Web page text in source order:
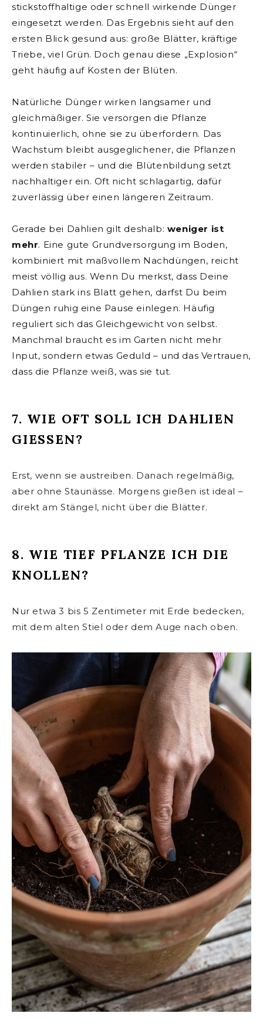
stickstoffhaltige oder schnell wirkende Dünger
eingesetzt werden. Das Ergebnis sieht auf den
ersten Blick gesund aus: große Blätter, kräftige
Triebe, viel Grün. Doch genau diese „Explosion“
geht häufig auf Kosten der Blüten.
Natürliche Dünger wirken langsamer und
gleichmäßiger. Sie versorgen die Pflanze
kontinuierlich, ohne sie zu überfordern. Das
Wachstum bleibt ausgeglichener, die Pflanzen
werden stabiler – und die Blütenbildung setzt
nachhaltiger ein. Oft nicht schlagartig, dafür
zuverlässig über einen längeren Zeitraum.
Gerade bei Dahlien gilt deshalb: weniger ist
mehr. Eine gute Grundversorgung im Boden,
kombiniert mit maßvollem Nachdüngen, reicht
meist völlig aus. Wenn Du merkst, dass Deine
Dahlien stark ins Blatt gehen, darfst Du beim
Düngen ruhig eine Pause einlegen. Häufig
reguliert sich das Gleichgewicht von selbst.
Manchmal braucht es im Garten nicht mehr
Input, sondern etwas Geduld – und das Vertrauen,
dass die Pflanze weiß, was sie tut.
7. WIE OFT SOLL ICH DAHLIEN
GIESSEN?
Erst, wenn sie austreiben. Danach regelmäßig,
aber ohne Staunässe. Morgens gießen ist ideal –
direkt am Stängel, nicht über die Blätter.
8. WIE TIEF PFLANZE ICH DIE
KNOLLEN?
Nur etwa 3 bis 5 Zentimeter mit Erde bedecken,
mit dem alten Stiel oder dem Auge nach oben.